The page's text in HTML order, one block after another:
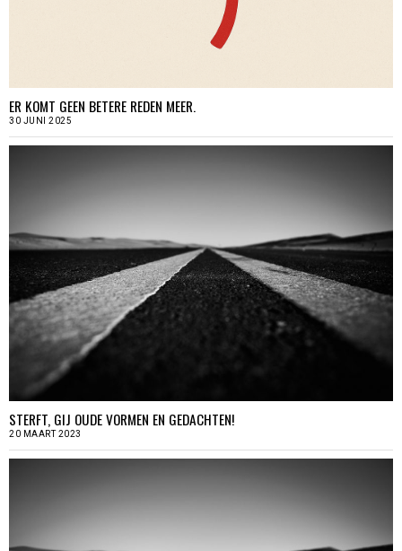
ER KOMT GEEN BETERE REDEN MEER.
30 JUNI 2025
STERFT, GIJ OUDE VORMEN EN GEDACHTEN!
20 MAART 2023